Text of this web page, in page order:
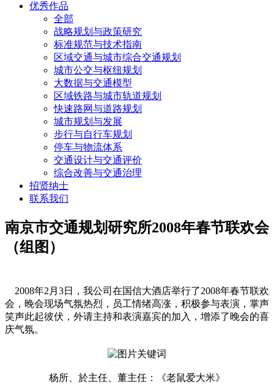
优秀作品
全部
战略规划与政策研究
标准规范与技术指南
区域交通与城市综合交通规划
城市公交与枢纽规划
大数据与交通模型
区域铁路与城市轨道规划
快速路网与道路规划
城市规划与发展
步行与自行车规划
停车与物流体系
交通设计与交通评价
综合改善与交通治理
招贤纳士
联系我们
南京市交通规划研究所2008年春节联欢会
（组图）
2008年2月3日，我公司在国信大酒店举行了2008年春节联欢
会，晚会现场气氛热烈，员工情绪高涨，积极参与表演，掌声
笑声此起彼伏，外请主持和表演嘉宾的加入，增添了晚会的喜
庆气氛。
杨所、於主任、董主任：《老鼠爱大米》